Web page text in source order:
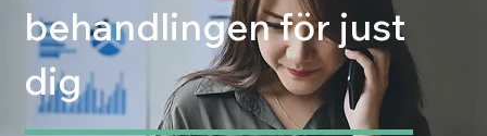
behandlingen för just
dig